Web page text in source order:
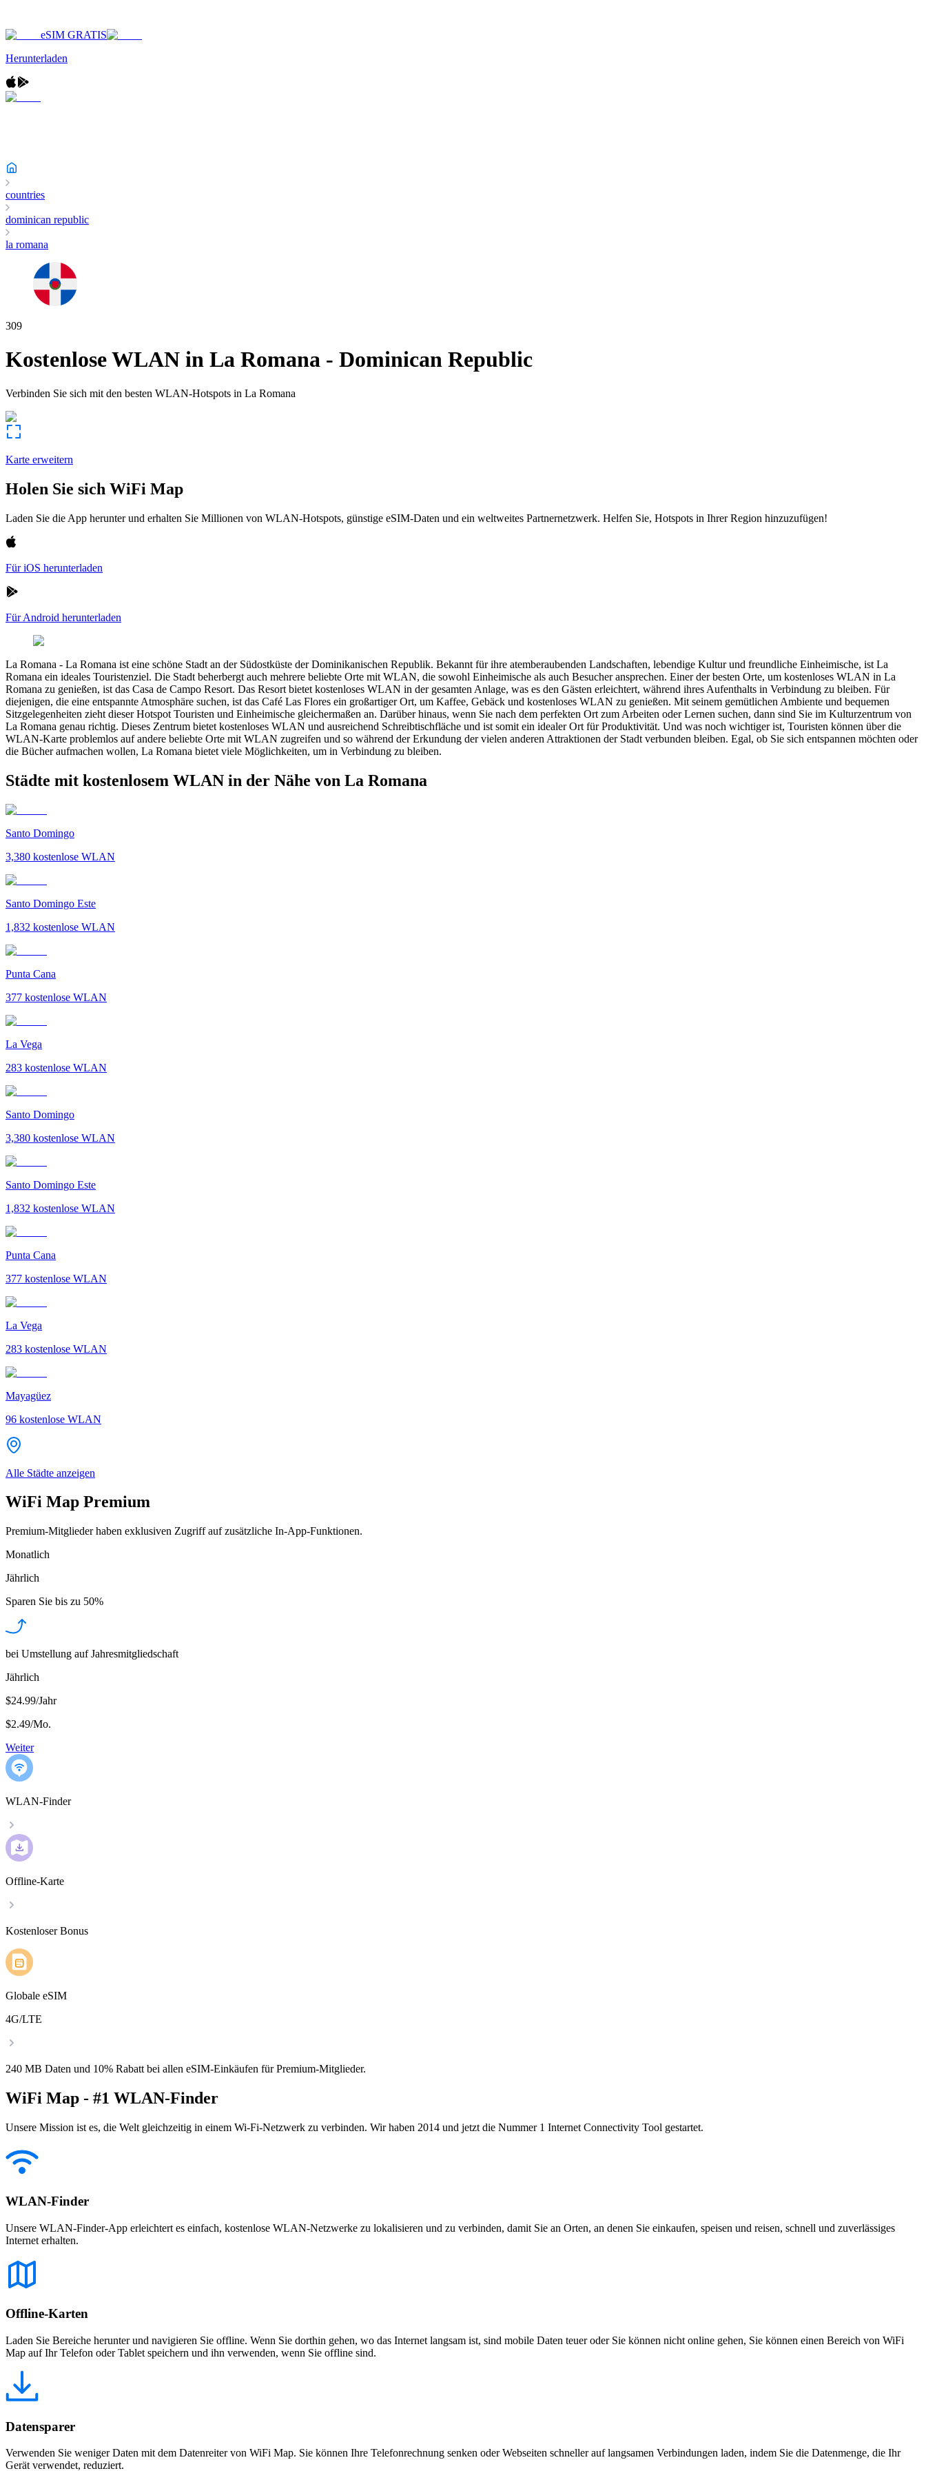
eSIM GRATIS
Herunterladen
countries
dominican republic
la romana
309
Kostenlose WLAN in La Romana - Dominican Republic
Verbinden Sie sich mit den besten WLAN-Hotspots in La Romana
Karte erweitern
Holen Sie sich WiFi Map
Laden Sie die App herunter und erhalten Sie Millionen von WLAN-Hotspots, günstige eSIM-Daten und ein weltweites Partnernetzwerk. Helfen Sie, Hotspots in Ihrer Region hinzuzufügen!
Für iOS herunterladen
Für Android herunterladen
La Romana - La Romana ist eine schöne Stadt an der Südostküste der Dominikanischen Republik. Bekannt für ihre atemberaubenden Landschaften, lebendige Kultur und freundliche Einheimische, ist La
Romana ein ideales Touristenziel. Die Stadt beherbergt auch mehrere beliebte Orte mit WLAN, die sowohl Einheimische als auch Besucher ansprechen. Einer der besten Orte, um kostenloses WLAN in La
Romana zu genießen, ist das Casa de Campo Resort. Das Resort bietet kostenloses WLAN in der gesamten Anlage, was es den Gästen erleichtert, während ihres Aufenthalts in Verbindung zu bleiben. Für
diejenigen, die eine entspannte Atmosphäre suchen, ist das Café Las Flores ein großartiger Ort, um Kaffee, Gebäck und kostenloses WLAN zu genießen. Mit seinem gemütlichen Ambiente und bequemen
Sitzgelegenheiten zieht dieser Hotspot Touristen und Einheimische gleichermaßen an. Darüber hinaus, wenn Sie nach dem perfekten Ort zum Arbeiten oder Lernen suchen, dann sind Sie im Kulturzentrum von
La Romana genau richtig. Dieses Zentrum bietet kostenloses WLAN und ausreichend Schreibtischfläche und ist somit ein idealer Ort für Produktivität. Und was noch wichtiger ist, Touristen können über die
WLAN-Karte problemlos auf andere beliebte Orte mit WLAN zugreifen und so während der Erkundung der vielen anderen Attraktionen der Stadt verbunden bleiben. Egal, ob Sie sich entspannen möchten oder
die Bücher aufmachen wollen, La Romana bietet viele Möglichkeiten, um in Verbindung zu bleiben.
Städte mit kostenlosem WLAN in der Nähe von La Romana
Santo Domingo
3,380 kostenlose WLAN
Santo Domingo Este
1,832 kostenlose WLAN
Punta Cana
377 kostenlose WLAN
La Vega
283 kostenlose WLAN
Santo Domingo
3,380 kostenlose WLAN
Santo Domingo Este
1,832 kostenlose WLAN
Punta Cana
377 kostenlose WLAN
La Vega
283 kostenlose WLAN
Mayagüez
96 kostenlose WLAN
Alle Städte anzeigen
WiFi Map Premium
Premium-Mitglieder haben exklusiven Zugriff auf zusätzliche In-App-Funktionen.
Monatlich
Jährlich
Sparen Sie bis zu 50%
bei Umstellung auf Jahresmitgliedschaft
Jährlich
$24.99/Jahr
$2.49/Mo.
Weiter
WLAN-Finder
Offline-Karte
Kostenloser Bonus
Globale eSIM
4G/LTE
240 MB Daten und 10% Rabatt bei allen eSIM-Einkäufen für Premium-Mitglieder.
WiFi Map - #1 WLAN-Finder
Unsere Mission ist es, die Welt gleichzeitig in einem Wi-Fi-Netzwerk zu verbinden. Wir haben 2014 und jetzt die Nummer 1 Internet Connectivity Tool gestartet.
WLAN-Finder
Unsere WLAN-Finder-App erleichtert es einfach, kostenlose WLAN-Netzwerke zu lokalisieren und zu verbinden, damit Sie an Orten, an denen Sie einkaufen, speisen und reisen, schnell und zuverlässiges
Internet erhalten.
Offline-Karten
Laden Sie Bereiche herunter und navigieren Sie offline. Wenn Sie dorthin gehen, wo das Internet langsam ist, sind mobile Daten teuer oder Sie können nicht online gehen, Sie können einen Bereich von WiFi
Map auf Ihr Telefon oder Tablet speichern und ihn verwenden, wenn Sie offline sind.
Datensparer
Verwenden Sie weniger Daten mit dem Datenreiter von WiFi Map. Sie können Ihre Telefonrechnung senken oder Webseiten schneller auf langsamen Verbindungen laden, indem Sie die Datenmenge, die Ihr
Gerät verwendet, reduziert.